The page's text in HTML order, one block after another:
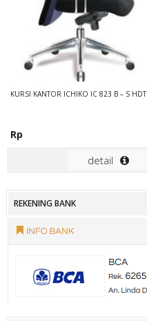
KURSI KANTOR ICHIKO IC 823 B – S HDT
Rp
detail
REKENING BANK